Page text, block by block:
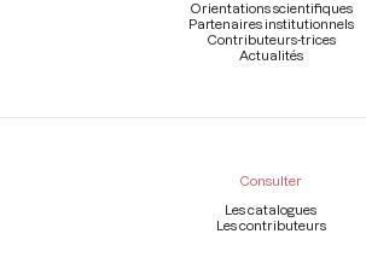
Orientations scientifiques
Partenaires institutionnels
Contributeurs-trices
Actualités
Consulter
Les catalogues
Les contributeurs